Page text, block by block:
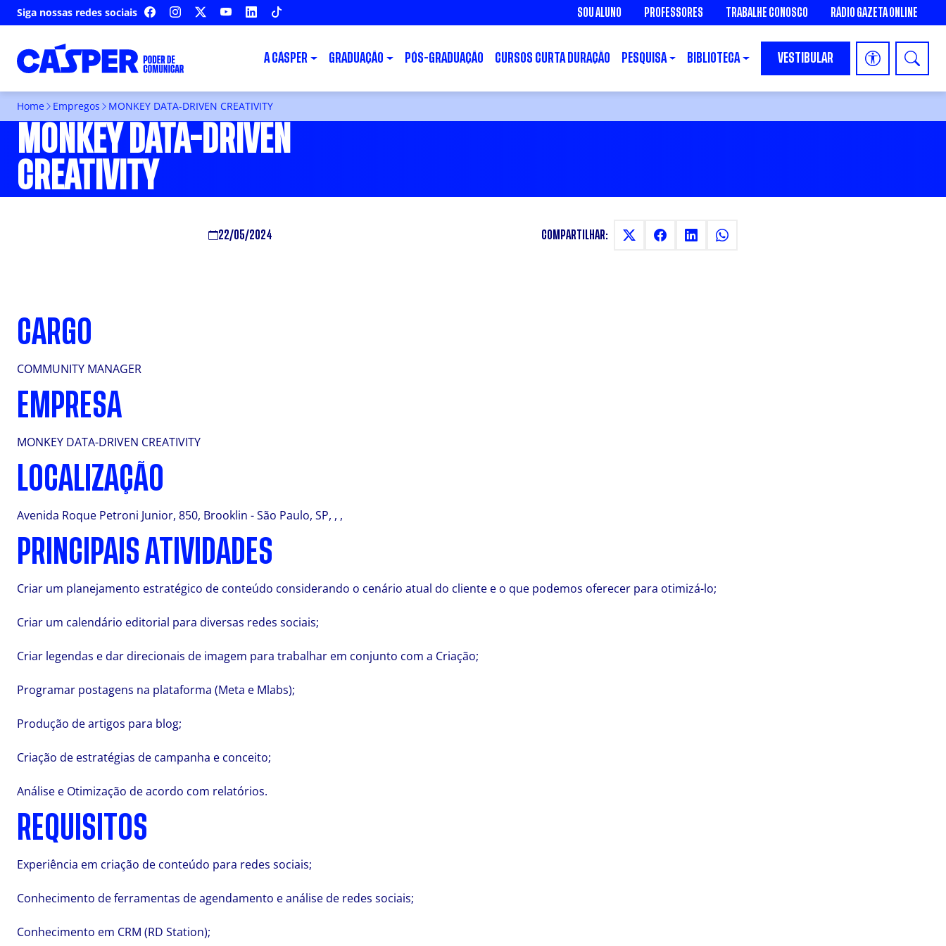
Siga nossas redes sociais FACEBOOKINSTAGRAM YOUTUBELINKEDIN SOU ALUNO PROFESSORES TRABALHE CONOSCO RÁDIO GAZETA ONLINE
A CÁSPER GRADUAÇÃO PÓS-GRADUAÇÃO CURSOS CURTA DURAÇÃO PESQUISA BIBLIOTECA VESTIBULAR
Home Empregos MONKEY DATA-DRIVEN CREATIVITY
MONKEY DATA-DRIVEN
CREATIVITY
22/05/2024 COMPARTILHAR:
CARGO
COMMUNITY MANAGER
EMPRESA
MONKEY DATA-DRIVEN CREATIVITY
LOCALIZAÇÃO
Avenida Roque Petroni Junior, 850, Brooklin - São Paulo, SP, , ,
PRINCIPAIS ATIVIDADES
Criar um planejamento estratégico de conteúdo considerando o cenário atual do cliente e o que podemos oferecer para otimizá-lo;
Criar um calendário editorial para diversas redes sociais;
Criar legendas e dar direcionais de imagem para trabalhar em conjunto com a Criação;
Programar postagens na plataforma (Meta e Mlabs);
Produção de artigos para blog;
Criação de estratégias de campanha e conceito;
Análise e Otimização de acordo com relatórios.
REQUISITOS
Experiência em criação de conteúdo para redes sociais;
Conhecimento de ferramentas de agendamento e análise de redes sociais;
Conhecimento em CRM (RD Station);